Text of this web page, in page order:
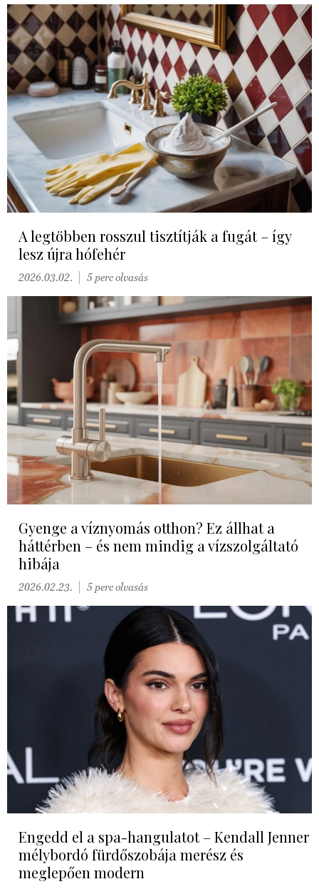
A legtöbben rosszul tisztítják a fugát – így
lesz újra hófehér
2026.03.02. 5 perc olvasás
Gyenge a víznyomás otthon? Ez állhat a
háttérben – és nem mindig a vízszolgáltató
hibája
2026.02.23. 5 perc olvasás
Engedd el a spa-hangulatot – Kendall Jenner
mélybordó fürdőszobája merész és
meglepően modern